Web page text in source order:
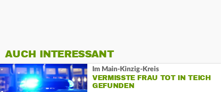
AUCH INTERESSANT
Im Main-Kinzig-Kreis
VERMISSTE FRAU TOT IN TEICH
GEFUNDEN